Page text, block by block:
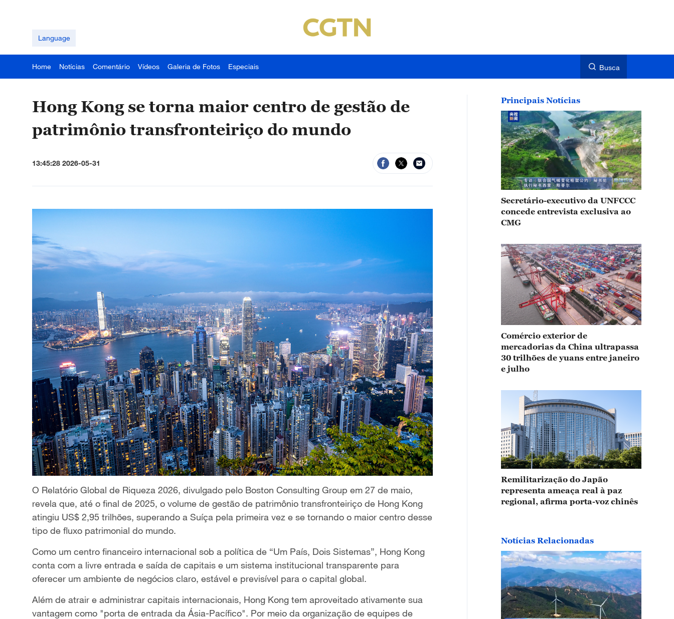
Language
Home Notícias Comentário Vídeos Galeria de Fotos Especiais Busca
Hong Kong se torna maior centro de gestão de
patrimônio transfronteiriço do mundo
13:45:28 2026-05-31
O Relatório Global de Riqueza 2026, divulgado pelo Boston Consulting Group em 27 de maio,
revela que, até o final de 2025, o volume de gestão de patrimônio transfronteiriço de Hong Kong
atingiu US$ 2,95 trilhões, superando a Suíça pela primeira vez e se tornando o maior centro desse
tipo de fluxo patrimonial do mundo.
Como um centro financeiro internacional sob a política de “Um País, Dois Sistemas”, Hong Kong
conta com a livre entrada e saída de capitais e um sistema institucional transparente para
oferecer um ambiente de negócios claro, estável e previsível para o capital global.
Além de atrair e administrar capitais internacionais, Hong Kong tem aproveitado ativamente sua
vantagem como "porta de entrada da Ásia-Pacífico". Por meio da organização de equipes de
Principais Notícias
Secretário-executivo da UNFCCC
concede entrevista exclusiva ao
CMG
Comércio exterior de
mercadorias da China ultrapassa
30 trilhões de yuans entre janeiro
e julho
Remilitarização do Japão
representa ameaça real à paz
regional, afirma porta-voz chinês
Notícias Relacionadas